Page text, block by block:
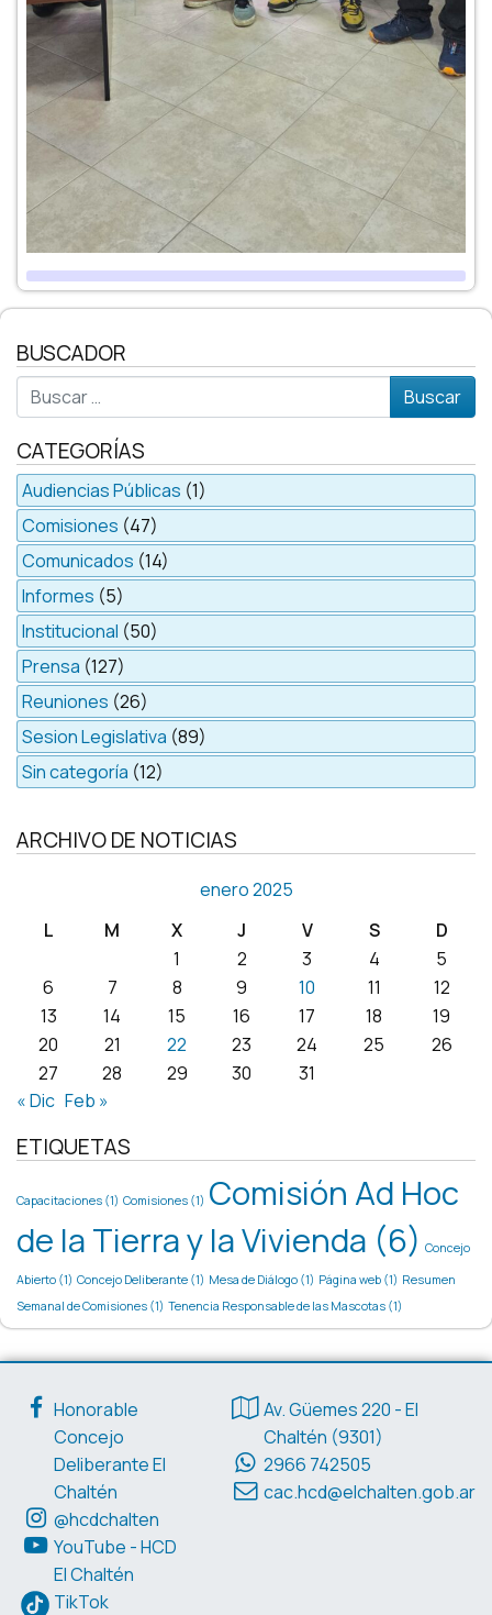
BUSCADOR
Buscar
CATEGORÍAS
Audiencias Públicas (1)
Comisiones (47)
Comunicados (14)
Informes (5)
Institucional (50)
Prensa (127)
Reuniones (26)
Sesion Legislativa (89)
Sin categoría (12)
ARCHIVO DE NOTICIAS
enero 2025
L
M X J V S
D
1
2 3 4
5
6
7 8 9 10 11
12
13
14 15 16 17 18
19
20
21 22 23 24 25
26
27
28 29 30
31
« Dic Feb »
ETIQUETAS
Capacitaciones (1) Comisiones (1) Comisión Ad Hoc
de la Tierra y la Vivienda (6) Concejo
Abierto (1) Concejo Deliberante (1) Mesa de Diálogo (1) Página web (1) Resumen
Semanal de Comisiones (1) Tenencia Responsable de las Mascotas (1)
Enlaces de interés
Honorable
Concejo
Deliberante El
Chaltén
@hcdchalten
YouTube - HCD
El Chaltén
TikTok
Datos de contacto
Av. Güemes 220 - El
Chaltén (9301)
2966 742505
cac.hcd@elchalten.gob.ar